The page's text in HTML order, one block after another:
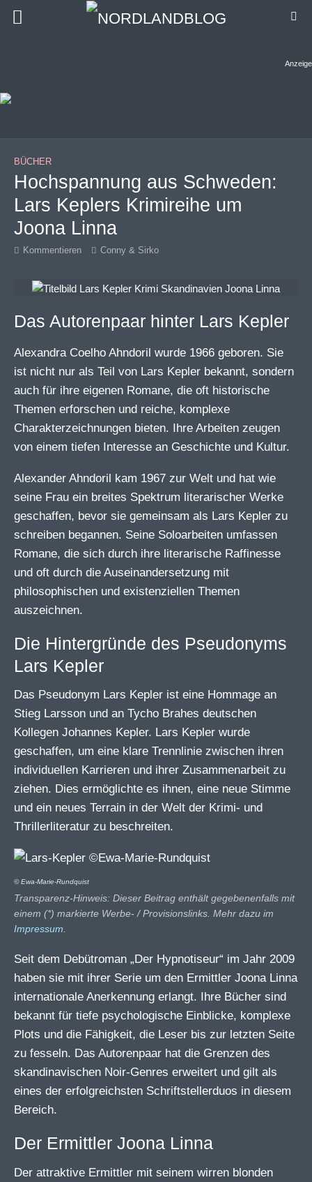
Anzeige
BÜCHER
Hochspannung aus Schweden:
Lars Keplers Krimireihe um
Joona Linna
Kommentieren Conny & Sirko
Das Autorenpaar hinter Lars Kepler
Alexandra Coelho Ahndoril wurde 1966 geboren. Sie
ist nicht nur als Teil von Lars Kepler bekannt, sondern
auch für ihre eigenen Romane, die oft historische
Themen erforschen und reiche, komplexe
Charakterzeichnungen bieten. Ihre Arbeiten zeugen
von einem tiefen Interesse an Geschichte und Kultur.
Alexander Ahndoril kam 1967 zur Welt und hat wie
seine Frau ein breites Spektrum literarischer Werke
geschaffen, bevor sie gemeinsam als Lars Kepler zu
schreiben begannen. Seine Soloarbeiten umfassen
Romane, die sich durch ihre literarische Raffinesse
und oft durch die Auseinandersetzung mit
philosophischen und existenziellen Themen
auszeichnen.
Die Hintergründe des Pseudonyms
Lars Kepler
Das Pseudonym Lars Kepler ist eine Hommage an
Stieg Larsson und an Tycho Brahes deutschen
Kollegen Johannes Kepler. Lars Kepler wurde
geschaffen, um eine klare Trennlinie zwischen ihren
individuellen Karrieren und ihrer Zusammenarbeit zu
ziehen. Dies ermöglichte es ihnen, eine neue Stimme
und ein neues Terrain in der Welt der Krimi- und
Thrillerliteratur zu beschreiten.
© Ewa-Marie-Rundquist
Transparenz-Hinweis: Dieser Beitrag enthält gegebenenfalls mit
einem (*) markierte Werbe- / Provisionslinks. Mehr dazu im
Impressum.
Seit dem Debütroman „Der Hypnotiseur“ im Jahr 2009
haben sie mit ihrer Serie um den Ermittler Joona Linna
internationale Anerkennung erlangt. Ihre Bücher sind
bekannt für tiefe psychologische Einblicke, komplexe
Plots und die Fähigkeit, die Leser bis zur letzten Seite
zu fesseln. Das Autorenpaar hat die Grenzen des
skandinavischen Noir-Genres erweitert und gilt als
eines der erfolgreichsten Schriftstellerduos in diesem
Bereich.
Der Ermittler Joona Linna
Der attraktive Ermittler mit seinem wirren blonden